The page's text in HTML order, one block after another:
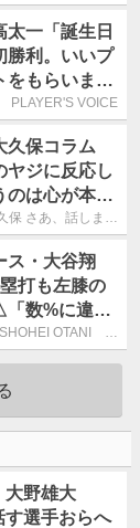
球
太一「誕生日
勝利。いいプ
をもらいまし
ースデー星
PLAYER'S VOICE
久保コラム
ヤジに反応し
のは心が本当
からなので
保 さあ、話しまし
ょう！
ス・大谷翔
打も左膝の
数%に違和
なら、まだ休
OTANI 二
流で呼び込む3連覇
大野雄大
す選手おらへ